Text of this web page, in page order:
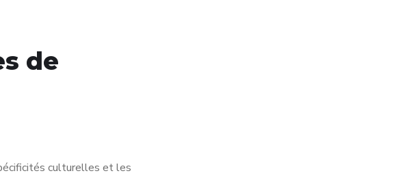
de
culturelles et les